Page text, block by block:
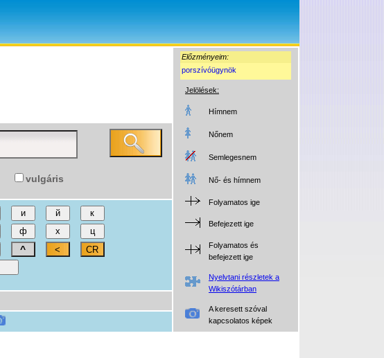
Előzményeim:
porszívóügynök
Jelölések:
Hímnem
Nőnem
Semlegesnem
Nő- és hímnem
Folyamatos ige
Befejezett ige
Folyamatos és
befejezett ige
Nyelvtani részletek a
Wikiszótárban
A keresett szóval
kapcsolatos képek
vulgáris